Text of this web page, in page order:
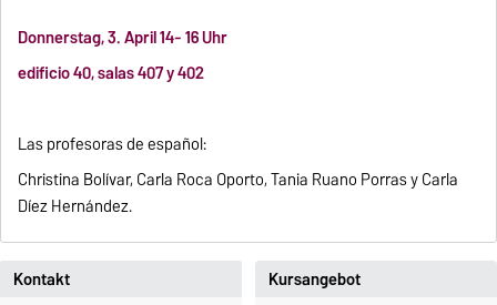
Donnerstag, 3. April 14- 16 Uhr
edificio 40, salas 407 y 402
Las profesoras de español:
Christina Bolívar, Carla Roca Oporto, Tania Ruano Porras y Carla
Díez Hernández.
Kontakt
Kursangebot